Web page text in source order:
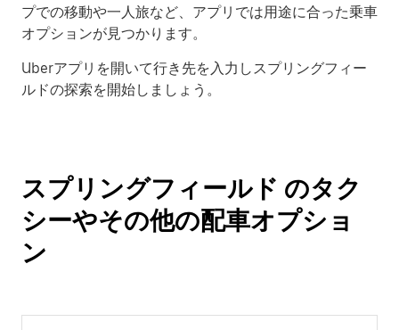
プでの移動や一人旅など、アプリでは用途に合った乗車
オプションが見つかります。
Uberアプリを開いて行き先を入力しスプリングフィー
ルドの探索を開始しましょう。
スプリングフィールド のタク
シーやその他の配車オプショ
ン